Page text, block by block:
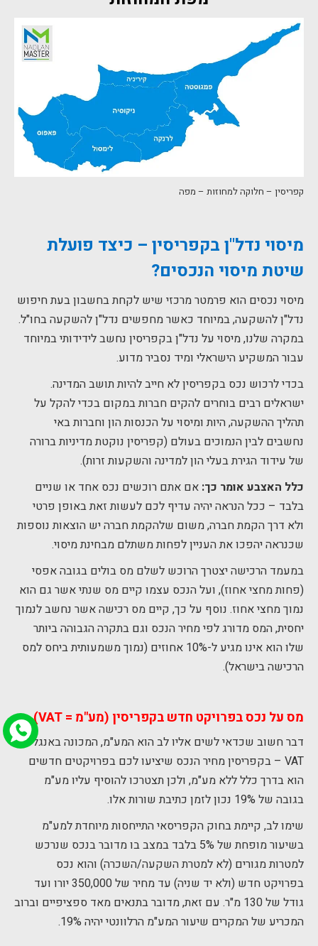
קפריסין – חלוקה למחוזות – מפה
מיסוי נדל"ן בקפריסין – כיצד פועלת
שיטת מיסוי הנכסים?
מיסוי נכסים הוא פרמטר מרכזי שיש לקחת בחשבון בעת חיפוש
נדל"ן להשקעה, במיוחד כאשר מחפשים נדל"ן להשקעה בחו"ל.
במקרה שלנו, מיסוי על נדל"ן בקפריסין נחשב לידידותי במיוחד
עבור המשקיע הישראלי ומיד נסביר מדוע.
בכדי לרכוש נכס בקפריסין לא חייב להיות תושב המדינה.
ישראלים רבים בוחרים להקים חברות במקום בכדי להקל על
תהליך ההשקעה, היות ומיסוי על הכנסות הון וחברות באי
נחשבים לבין הנמוכים בעולם (קפריסין נוקטת מדיניות ברורה
של עידוד הגירת בעלי הון למדינה והשקעות זרות).
כלל האצבע אומר כך: אם אתם רוכשים נכס אחד או שניים
בלבד – ככל הנראה יהיה עדיף לכם לעשות זאת באופן פרטי
ולא דרך הקמת חברה, משום שלהקמת חברה יש הוצאות נוספות
שכנראה יהפכו את העניין לפחות משתלם מבחינת מיסוי.
במעמד הרכישה יצטרך הרוכש לשלם מס בולים בגובה אפסי
(פחות מחצי אחוז), ועל הנכס עצמו קיים מס שנתי אשר גם הוא
נמוך מחצי אחוז. נוסף על כך, קיים מס רכישה אשר נחשב לנמוך
יחסית, המס מדורג לפי מחיר הנכס וגם בתקרה הגבוהה ביותר
שלו הוא אינו מגיע ל-10% אחוזים (נמוך משמעותית ביחס למס
הרכישה בישראל).
מס על נכס בפרויקט חדש בקפריסין (מע"מ = VAT)
דבר חשוב שכדאי לשים אליו לב הוא המע"מ, המכונה באנגלית
VAT – בקפריסין מחיר הנכס שיציעו לכם בפרויקטים חדשים
הוא בדרך כלל ללא מע"מ, ולכן תצטרכו להוסיף עליו מע"מ
בגובה של 19% נכון לזמן כתיבת שורות אלו.
שימו לב, קיימת בחוק הקפריסאי התייחסות מיוחדת למע"מ
בשיעור מופחת של 5% בלבד במצב בו מדובר בנכס שנרכש
למטרות מגורים (לא למטרת השקעה/השכרה) והוא נכס
בפרויקט חדש (ולא יד שניה) עד מחיר של 350,000 יורו ועד
גודל של 130 מ"ר. עם זאת, מדובר בתנאים מאד ספציפיים וברוב
המכריע של המקרים שיעור המע"מ הרלוונטי יהיה 19%.